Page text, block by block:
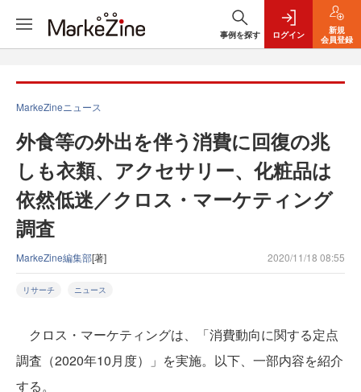
事例を探す ログイン
新規
会員登録
MarkeZineニュース
外食等の外出を伴う消費に回復の兆
しも衣類、アクセサリー、化粧品は
依然低迷／クロス・マーケティング
調査
MarkeZine編集部[著] 2020/11/18 08:55
リサーチ ニュース
クロス・マーケティングは、「消費動向に関する定点
調査（2020年10月度）」を実施。以下、一部内容を紹介
する。